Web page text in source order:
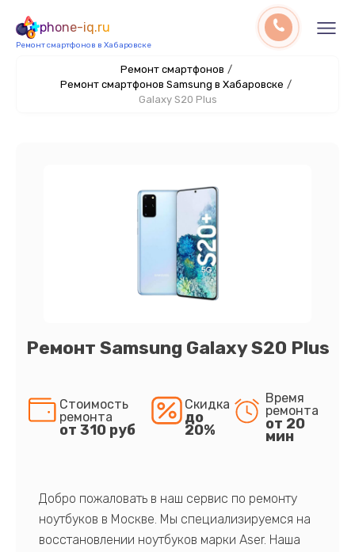
phone-iq.ru
Ремонт смартфонов в Хабаровске
Ремонт смартфонов /
Ремонт смартфонов Samsung в Хабаровске /
Galaxy S20 Plus
Ремонт Samsung Galaxy S20 Plus
Стоимость
ремонта
от 310 руб
Скидка
до
20%
Время
ремонта
от 20
мин
Добро пожаловать в наш сервис по ремонту
ноутбуков в Москве. Мы специализируемся на
восстановлении ноутбуков марки Aser. Наша